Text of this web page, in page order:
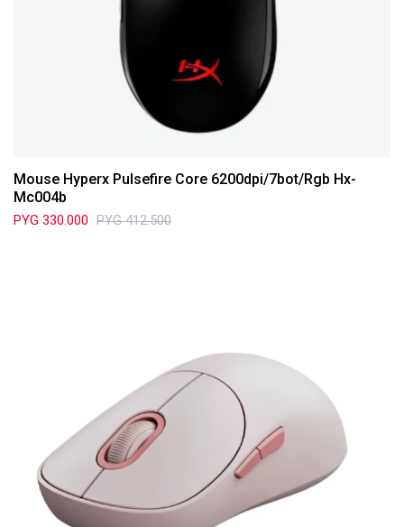
Mouse Hyperx Pulsefire Core 6200dpi/7bot/Rgb Hx-
Mc004b
PYG 330.000 PYG 412.500